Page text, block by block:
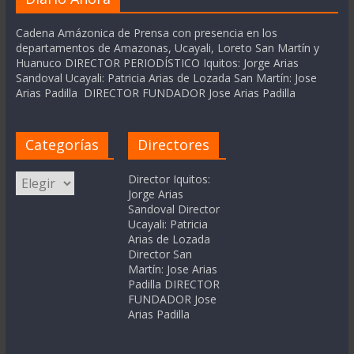
Cadena Amázonica de Prensa con presencia en los
departamentos de Amazonas, Ucayali, Loreto San Martín y
Huanuco DIRECTOR PERIODÍSTICO Iquitos: Jorge Arias
Sandoval Ucayali: Patricia Arias de Lozada San Martín: Jose
Arias Padilla DIRECTOR FUNDADOR Jose Arias Padilla
Categorías
Categorías
Directores
Director Iquitos:
Jorge Arias
Sandoval Director
Ucayali: Patricia
Arias de Lozada
Director San
Martín: Jose Arias
Padilla DIRECTOR
FUNDADOR Jose
Arias Padilla